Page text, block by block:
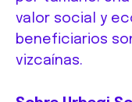
valor social y
beneficiarios
vizcaínas.